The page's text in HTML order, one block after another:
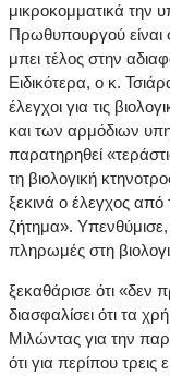
μικροκομματικά την
Πρωθυπουργού είναι
μπει τέλος στην
Ειδικότερα, ο κ.
έλεγχοι για τις
και των αρμόδιων
παρατηρηθεί
τη βιολογική
ξεκινά ο έλεγχος από
ζήτημα».
πληρωμές στη
ξεκαθάρισε ότι «δεν
διασφαλίσει ότι τα
Μιλώντας για την
ότι για περίπου